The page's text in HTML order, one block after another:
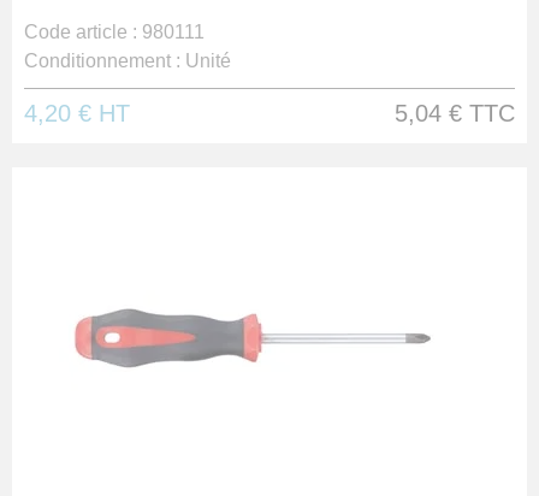
Code article : 980111
Conditionnement : Unité
4,20 € HT 5,04 € TTC